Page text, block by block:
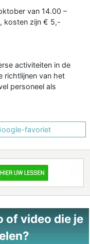
van 14.00 –
kosten zijn € 5,-
activiteiten in de
richtlijnen van het
personeel als
favoriet
of video die je